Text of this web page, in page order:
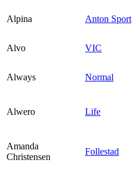
Alpina Anton Sport
Alvo
VIC
Always Normal
Alwero Life
Amanda
Christensen
Follestad